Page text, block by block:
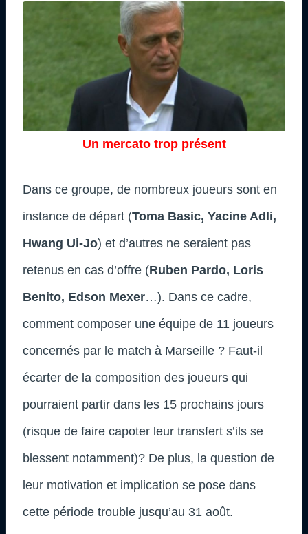
Un mercato trop présent
Dans ce groupe, de nombreux joueurs sont en
instance de départ (Toma Basic, Yacine Adli,
Hwang Ui-Jo) et d’autres ne seraient pas
retenus en cas d’offre (Ruben Pardo, Loris
Benito, Edson Mexer…). Dans ce cadre,
comment composer une équipe de 11 joueurs
concernés par le match à Marseille ? Faut-il
écarter de la composition des joueurs qui
pourraient partir dans les 15 prochains jours
(risque de faire capoter leur transfert s’ils se
blessent notamment)? De plus, la question de
leur motivation et implication se pose dans
cette période trouble jusqu’au 31 août.